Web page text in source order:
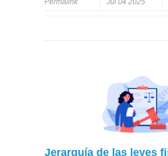
Jerarquía de las leyes